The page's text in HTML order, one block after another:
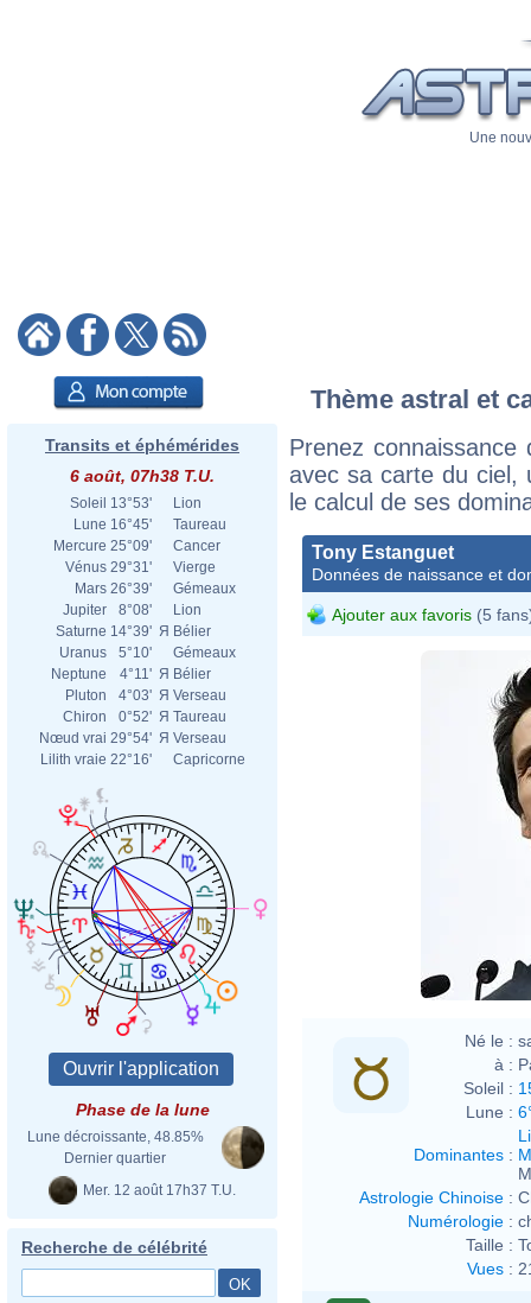
Une
Transits et éphémérides
6 août, 07h38 T.U.
Soleil 13°53'
Lion
Lune 16°45'
Taureau
Mercure 25°09'
Cancer
Vénus 29°31'
Vierge
Mars 26°39'
Gémeaux
Jupiter
8°08'
Lion
Saturne 14°39' Я Bélier
Uranus
5°10'
Gémeaux
Neptune
4°11' Я Bélier
Pluton
4°03' Я Verseau
Chiron
0°52' Я Taureau
Nœud vrai 29°54' Я Verseau
Lilith vraie 22°16' Capricorne
Phase de la lune
Lune décroissante, 48.85%
Dernier quartier
Mer. 12 août 17h37 T.U.
Recherche de célébrité
Thème astral et
Prenez
avec sa carte du ciel,
le calcul de ses
Tony Estanguet
Données de naissance et
Ajouter aux favoris (5
Né le :
à :
Soleil :
Lune :
Dominantes :
Astrologie Chinoise :
Numérologie :
Taille :
Vues :